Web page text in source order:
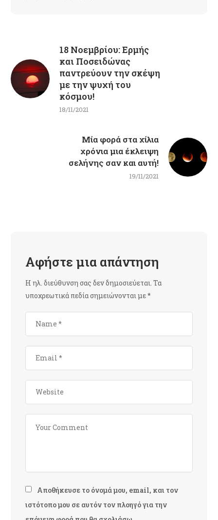
18 Νοεμβρίου: Ερμής
και Ποσειδώνας
παντρεύουν την σκέψη
με την ψυχή του
κόσμου!
18/11/2021
Μία φορά στα χίλια
χρόνια μια έκλειψη
σελήνης σαν και αυτή!
19/11/2021
Αφήστε μια απάντηση
Η ηλ. διεύθυνση σας δεν δημοσιεύεται. Τα
υποχρεωτικά πεδία σημειώνονται με*
Αποθήκευσε το όνομά μου, email, και τον
ιστότοπο μου σε αυτόν τον πλοηγό για την